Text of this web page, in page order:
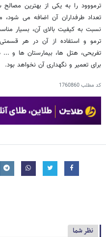
ترمووود را به یکی از بهترین مصالح
تعداد طرفداران آن اضافه می
نسبت به کیفیت بالای آن، بسیار
ترمو و استفاده از آن در هر
تفریحی، هتل ها، بیمارستان ها و
برای تعمیر و نگهداری آن نخواهد بود.
کد مطلب1760860
نظر شما